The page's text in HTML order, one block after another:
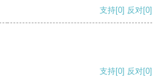
支持[0] 反对[0]
支持[0] 反对[0]